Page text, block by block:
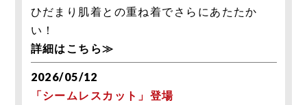
ひだまり肌着との重ね着でさらにあたたか
い！
詳細はこちら≫
2026/05/12
「シームレスカット」登場